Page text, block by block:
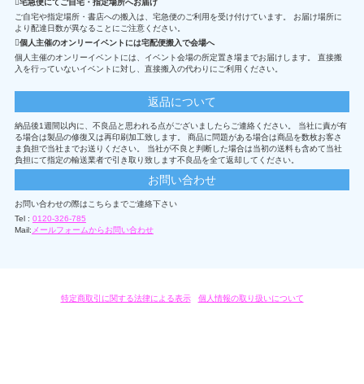
宅急便にてご自宅・指定場所へお届け
ご自宅や指定場所・書店への搬入は、宅急便のご利用を受け付けています。 お届け場所に
より配達日数が異なることにご注意ください。
個人主催のオンリーイベントには宅配便搬入で会場へ
個人主催のオンリーイベントには、イベント会場の所定置き場までお届けします。 直接搬
入を行っていないイベントに対し、直接搬入の代わりにご利用ください。
返品について
納品後1週間以内に、不良品と思われる点がございましたらご連絡ください。 当社に責が有
る場合は製品の修復又は再印刷加工致します。 商品に問題がある場合は商品を数枚お客さ
ま負担で当社までお送りください。 当社が不良と判断した場合は当初の送料も含めて当社
負担にて指定の輸送業者で引き取り致します不良品を全て返却してください。
お問い合わせ
お問い合わせの際はこちらまでご連絡下さい
Tel : 0120-326-785
Mail: メールフォームからお問い合わせ
特定商取引に関する法律による表示/ 個人情報の取り扱いについて